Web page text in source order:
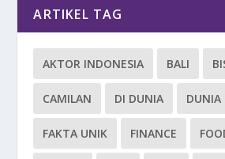
ARTIKEL TAG
AKTOR INDONESIA BALI
CAMILAN DI DUNIA DUNIA
FAKTA UNIK FINANCE